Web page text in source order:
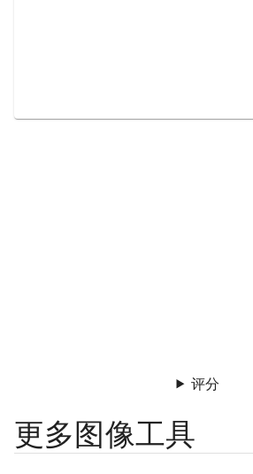
评分
更多图像工具